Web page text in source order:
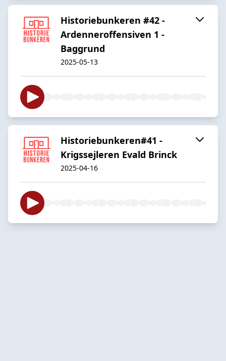
Historiebunkeren #42 -
Ardenneroffensiven 1 -
Baggrund
2025-05-13
Historiebunkeren#41 -
Krigssejleren Evald Brinck
2025-04-16